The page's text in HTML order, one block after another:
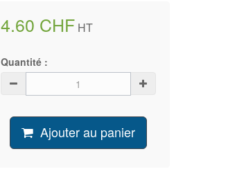
4.60 CHF HT
Quantité :
Ajouter au panier